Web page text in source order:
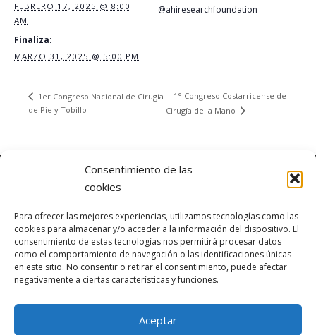
Consentimiento de las
cookies
Para ofrecer las mejores experiencias, utilizamos tecnologías como las
cookies para almacenar y/o acceder a la información del dispositivo. El
consentimiento de estas tecnologías nos permitirá procesar datos
como el comportamiento de navegación o las identificaciones únicas
en este sitio. No consentir o retirar el consentimiento, puede afectar
negativamente a ciertas características y funciones.
Aceptar
FEBRERO 17, 2025 @ 8:00
AM
Finaliza:
MARZO 31, 2025 @ 5:00 PM
@ahiresearchfoundation
1er Congreso Nacional de Cirugía
de Pie y Tobillo
1° Congreso Costarricense de
Cirugía de la Mano
OnePress